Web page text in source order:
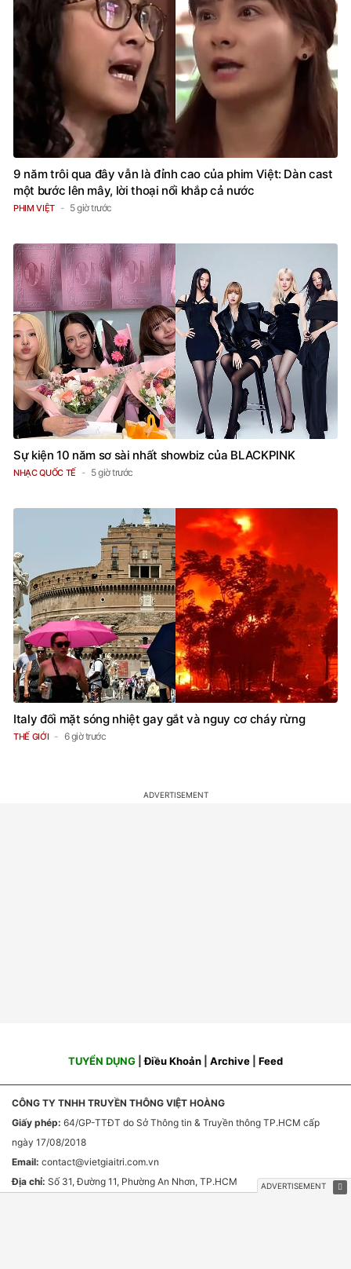
9 năm trôi qua đây vẫn là đỉnh cao của phim Việt: Dàn cast
một bước lên mây, lời thoại nổi khắp cả nước
PHIM VIỆT 5 giờ trước
Sự kiện 10 năm sơ sài nhất showbiz của BLACKPINK
NHẠC QUỐC TẾ 5 giờ trước
Italy đối mặt sóng nhiệt gay gắt và nguy cơ cháy rừng
THẾ GIỚI 6 giờ trước
TUYỂN DỤNG |Điều Khoản Archive Feed
CÔNG TY TNHH TRUYỀN THÔNG VIỆT HOÀNG
Giấy phép: 64/GP-TTĐT do Sở Thông tin & Truyền thông TP.HCM cấp
ngày 17/08/2018
Email: contact@vietgiaitri.com.vn
Địa chỉ: Số 31, Đường 11, Phường An Nhơn, TP.HCM